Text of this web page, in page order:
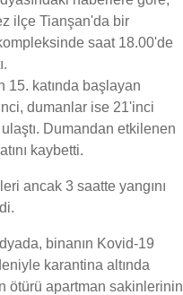
ilçe Tianşan'da bir
saat 18.00'de
15. katında başlayan
dumanlar ise 21'inci
Dumandan etkilenen
kaybetti.
ancak 3 saatte yangını
binanın Kovid-19
karantina altında
ötürü apartman sakinlerinin